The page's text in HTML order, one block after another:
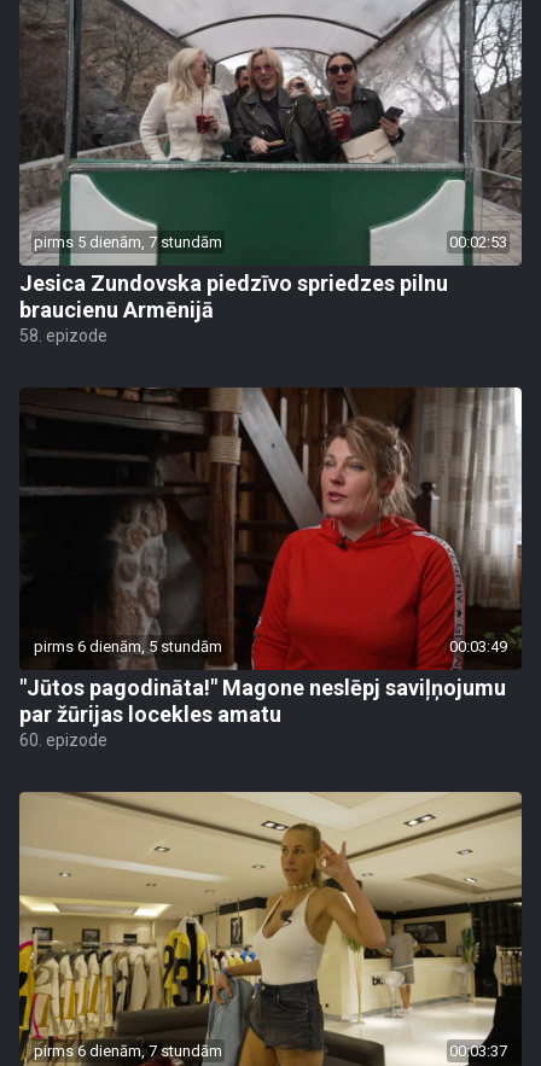
pirms 5 dienām, 7 stundām 00:02:53
Jesica Zundovska piedzīvo spriedzes pilnu
braucienu Armēnijā
58. epizode
pirms 6 dienām, 5 stundām 00:03:49
"Jūtos pagodināta!" Magone neslēpj saviļņojumu
par žūrijas locekles amatu
60. epizode
pirms 6 dienām, 7 stundām 00:03:37